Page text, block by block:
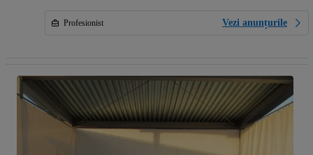
Profesionist Vezi anunțurile